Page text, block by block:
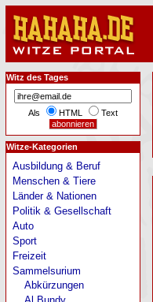
Witz des Tages
Als HTML Text
Witze-Kategorien
Ausbildung & Beruf
Menschen & Tiere
Länder & Nationen
Politik & Gesellschaft
Auto
Sport
Freizeit
Sammelsurium
Abkürzungen